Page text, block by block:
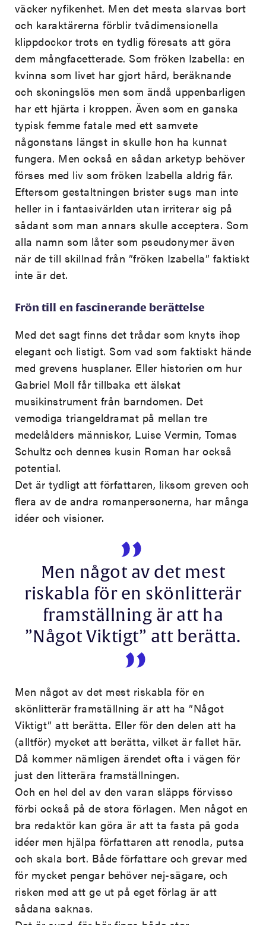
väcker nyfikenhet. Men det mesta slarvas bort
och karaktärerna förblir tvådimensionella
klippdockor trots en tydlig föresats att göra
dem mångfacetterade. Som fröken Izabella: en
kvinna som livet har gjort hård, beräknande
och skoningslös men som ändå uppenbarligen
har ett hjärta i kroppen. Även som en ganska
typisk femme fatale med ett samvete
någonstans längst in skulle hon ha kunnat
fungera. Men också en sådan arketyp behöver
förses med liv som fröken Izabella aldrig får.
Eftersom gestaltningen brister sugs man inte
heller in i fantasivärlden utan irriterar sig på
sådant som man annars skulle acceptera. Som
alla namn som låter som pseudonymer även
när de till skillnad från ”fröken Izabella” faktiskt
inte är det.
Frön till en fascinerande berättelse
Med det sagt finns det trådar som knyts ihop
elegant och listigt. Som vad som faktiskt hände
med grevens husplaner. Eller historien om hur
Gabriel Moll får tillbaka ett älskat
musikinstrument från barndomen. Det
vemodiga triangeldramat på mellan tre
medelålders människor, Luise Vermin, Tomas
Schultz och dennes kusin Roman har också
potential.
Det är tydligt att författaren, liksom greven och
flera av de andra romanpersonerna, har många
idéer och visioner.
Men något av det mest
riskabla för en skönlitterär
framställning är att ha
”Något Viktigt” att berätta.
Men något av det mest riskabla för en
skönlitterär framställning är att ha ”Något
Viktigt” att berätta. Eller för den delen att ha
(alltför) mycket att berätta, vilket är fallet här.
Då kommer nämligen ärendet ofta i vägen för
just den litterära framställningen.
Och en hel del av den varan släpps förvisso
förbi också på de stora förlagen. Men något en
bra redaktör kan göra är att ta fasta på goda
idéer men hjälpa författaren att renodla, putsa
och skala bort. Både författare och grevar med
för mycket pengar behöver nej-sägare, och
risken med att ge ut på eget förlag är att
sådana saknas.